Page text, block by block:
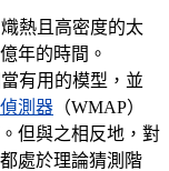
熱且高密度的太
年的時間。
有用的模型，並
測器 （WMAP）
但與之相反地，對
處於理論猜測階